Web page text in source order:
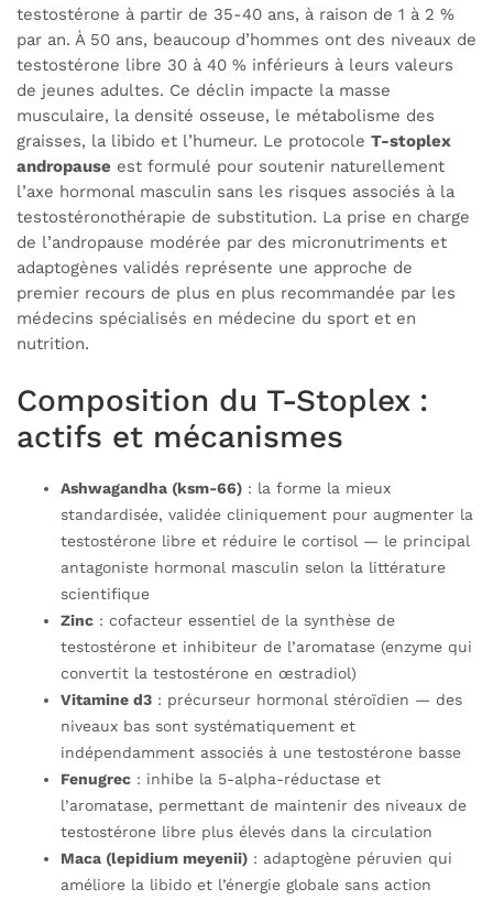
testostérone à partir de 35-40 ans, à raison de 1 à 2 %
par an. À 50 ans, beaucoup d’hommes ont des niveaux de
testostérone libre 30 à 40 % inférieurs à leurs valeurs
de jeunes adultes. Ce déclin impacte la masse
musculaire, la densité osseuse, le métabolisme des
graisses, la libido et l’humeur. Le protocole T-stoplex
andropause est formulé pour soutenir naturellement
l’axe hormonal masculin sans les risques associés à la
testostéronothérapie de substitution. La prise en charge
de l’andropause modérée par des micronutriments et
adaptogènes validés représente une approche de
premier recours de plus en plus recommandée par les
médecins spécialisés en médecine du sport et en
nutrition.
Composition du T-Stoplex :
actifs et mécanismes
Ashwagandha (ksm-66) : la forme la mieux
standardisée, validée cliniquement pour augmenter la
testostérone libre et réduire le cortisol — le principal
antagoniste hormonal masculin selon la littérature
scientifique
Zinc : cofacteur essentiel de la synthèse de
testostérone et inhibiteur de l’aromatase (enzyme qui
convertit la testostérone en œstradiol)
Vitamine d3 : précurseur hormonal stéroïdien — des
niveaux bas sont systématiquement et
indépendamment associés à une testostérone basse
Fenugrec : inhibe la 5-alpha-réductase et
l’aromatase, permettant de maintenir des niveaux de
testostérone libre plus élevés dans la circulation
Maca (lepidium meyenii) : adaptogène péruvien qui
améliore la libido et l’énergie globale sans action